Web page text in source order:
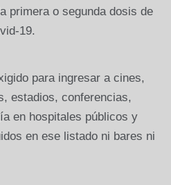
primera o segunda dosis de
19.
para ingresar a cines,
estadios, conferencias,
en hospitales públicos y
en ese listado ni bares ni